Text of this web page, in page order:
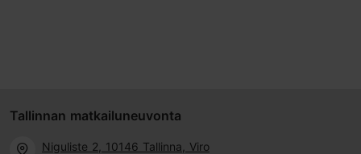
Tallinnan matkailuneuvonta
Niguliste 2, 10146 Tallinna, Viro